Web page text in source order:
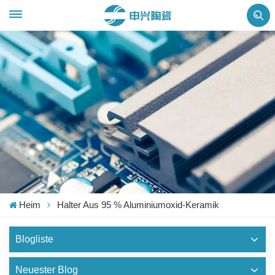
Heim Halter Aus 95 % Aluminiumoxid-Keramik
Blogliste
Neuester Blog